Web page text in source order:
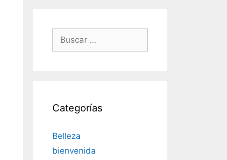
Buscar:
Categorías
Belleza
bienvenida